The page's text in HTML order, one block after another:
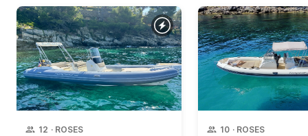
12 · ROSES 10 · ROSES